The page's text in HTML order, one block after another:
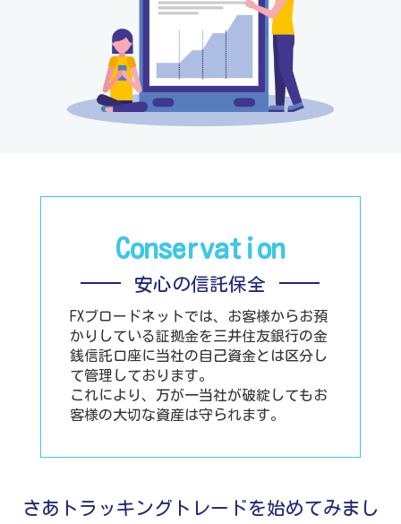
Conservation
安心の信託保全
FXブロードネットでは、お客様からお預
かりしている証拠金を三井住友銀行の金
銭信託口座に当社の自己資金とは区分し
て管理しております。
これにより、万が一当社が破綻してもお
客様の大切な資産は守られます。
さあトラッキングトレードを始めてみまし